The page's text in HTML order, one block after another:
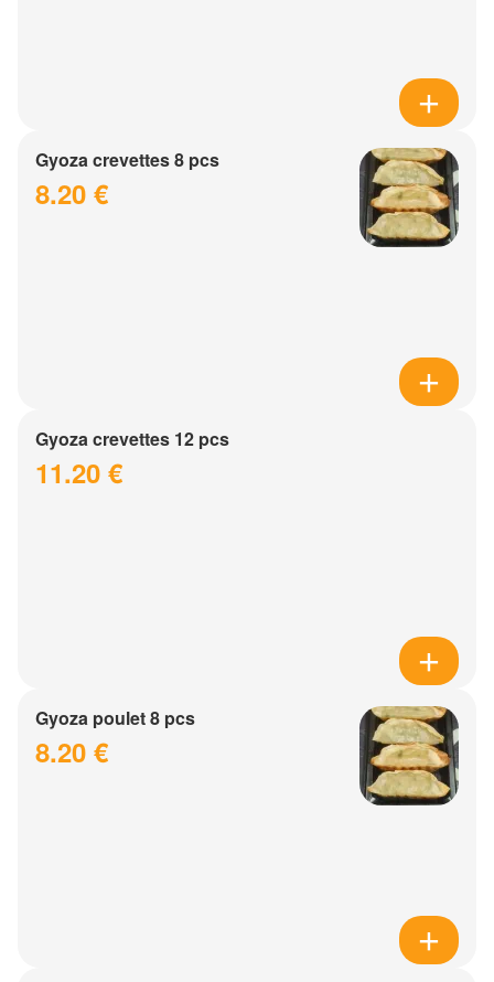
Gyoza crevettes 8 pcs
8.20 €
Gyoza crevettes 12 pcs
11.20 €
Gyoza poulet 8 pcs
8.20 €